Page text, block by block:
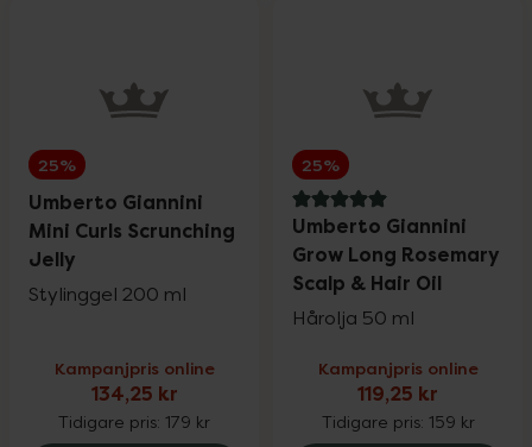
25%
Umberto Giannini
Mini Curls Scrunching
Jelly
Stylinggel 200 ml
Kampanjpris online
134,25 kr
Tidigare pris: 179 kr
25%
5 av 5 i omdöme
Umberto Giannini
Grow Long Rosemary
Scalp & Hair Oil
Hårolja 50 ml
Kampanjpris online
119,25 kr
Tidigare pris: 159 kr